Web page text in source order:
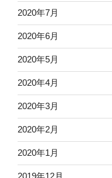
2020年7月
2020年6月
2020年5月
2020年4月
2020年3月
2020年2月
2020年1月